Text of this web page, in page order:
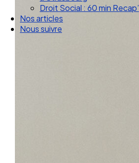
Droit Social : 60 min Recap’
Nos articles
Nous suivre